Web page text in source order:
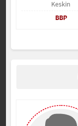
Keskin
BBP